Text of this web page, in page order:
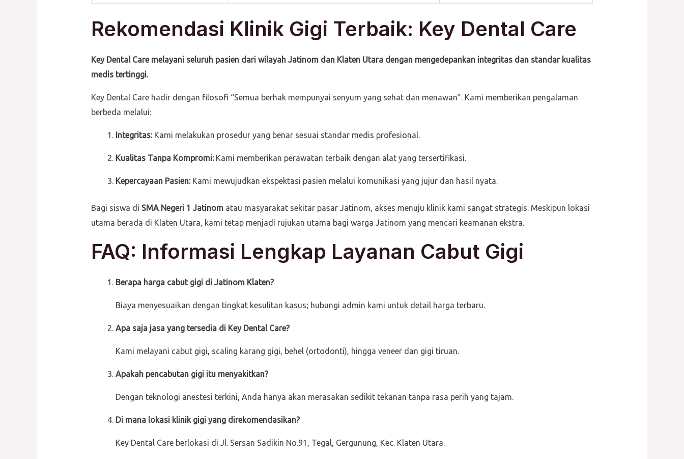
Rekomendasi Klinik Gigi Terbaik: Key Dental Care
Key Dental Care melayani seluruh pasien dari wilayah Jatinom dan Klaten Utara dengan mengedepankan integritas dan standar kualitas
medis tertinggi.
Key Dental Care hadir dengan filosofi “Semua berhak mempunyai senyum yang sehat dan menawan”. Kami memberikan pengalaman
berbeda melalui:
Integritas:Kami melakukan prosedur yang benar sesuai standar medis profesional.
Kualitas Tanpa Kompromi:Kami memberikan perawatan terbaik dengan alat yang tersertifikasi.
Kepercayaan Pasien:Kami mewujudkan ekspektasi pasien melalui komunikasi yang jujur dan hasil nyata.
Bagi siswa di SMA Negeri 1 Jatinomatau masyarakat sekitar pasar Jatinom, akses menuju klinik kami sangat strategis. Meskipun lokasi
utama berada di Klaten Utara, kami tetap menjadi rujukan utama bagi warga Jatinom yang mencari keamanan ekstra.
FAQ: Informasi Lengkap Layanan Cabut Gigi
Berapa harga cabut gigi di Jatinom Klaten?
Biaya menyesuaikan dengan tingkat kesulitan kasus; hubungi admin kami untuk detail harga terbaru.
Apa saja jasa yang tersedia di Key Dental Care?
Kami melayani cabut gigi, scaling karang gigi, behel (ortodonti), hingga veneer dan gigi tiruan.
Apakah pencabutan gigi itu menyakitkan?
Dengan teknologi anestesi terkini, Anda hanya akan merasakan sedikit tekanan tanpa rasa perih yang tajam.
Di mana lokasi klinik gigi yang direkomendasikan?
Key Dental Care berlokasi di Jl. Sersan Sadikin No.91, Tegal, Gergunung, Kec. Klaten Utara.